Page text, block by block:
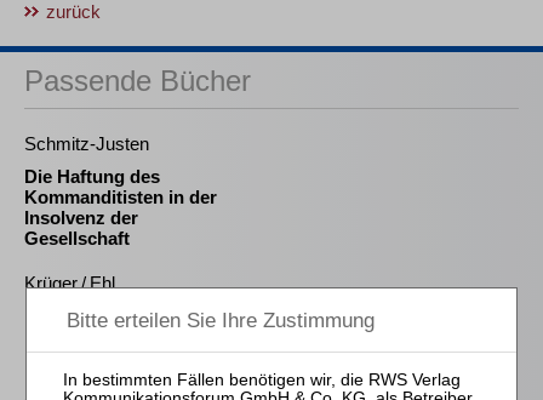
zurück
Passende Bücher
Schmitz-Justen
Die Haftung des
Kommanditisten in der
Insolvenz der
Gesellschaft
Krüger / Ehl
Leasing in Krise und
Leasingnehmers